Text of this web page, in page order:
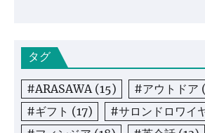
タグ
#ARASAWA(15) #アウトドア
#ギフト (17) #サロンドロワイ